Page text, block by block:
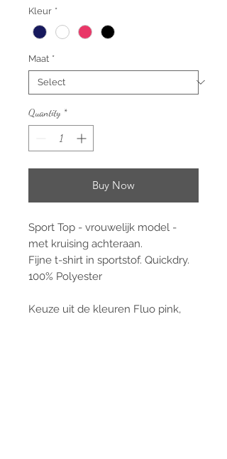
Kleur *
Maat *
Quantity *
Buy Now
Sport Top - vrouwelijk model -
met kruising achteraan.
Fijne t-shirt in sportstof. Quickdry.
100% Polyester
Keuze uit de kleuren Fluo pink,